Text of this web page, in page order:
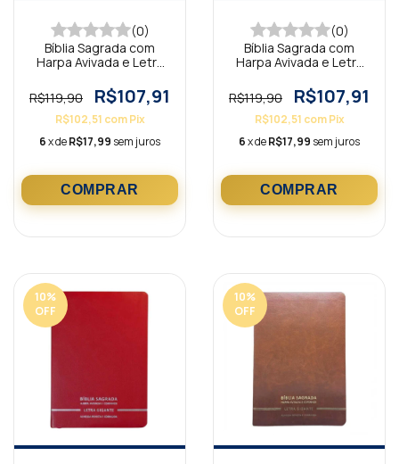
(0)
Bíblia Sagrada com
Harpa Avivada e Letra
Minimalista Azul
R$119,90 R$107,91
R$102,51 com Pix
6x deR$17,99 sem juros
(0)
Bíblia Sagrada com
Harpa Avivada e Letra
Minimalista Bordô
R$119,90 R$107,91
R$102,51 com Pix
6x deR$17,99 sem juros
10%
OFF
10%
OFF